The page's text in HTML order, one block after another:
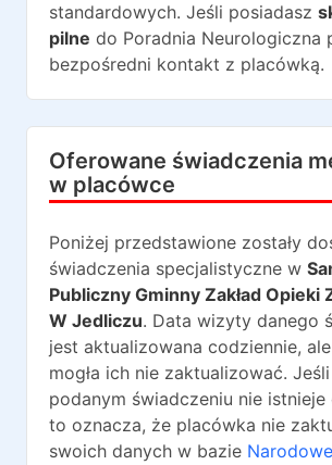
standardowych. Jeśli posiadasz
pilne do Poradnia Neurologiczna
bezpośredni kontakt z placówką.
Oferowane świadczenia
w placówce
Poniżej przedstawione zostały
świadczenia specjalistyczne w
Publiczny Gminny Zakład
W Jedliczu. Data wizyty danego
jest aktualizowana codziennie,
mogła ich nie zaktualizować.
podanym świadczeniu nie
to oznacza, że placówka nie
swoich danych w bazie